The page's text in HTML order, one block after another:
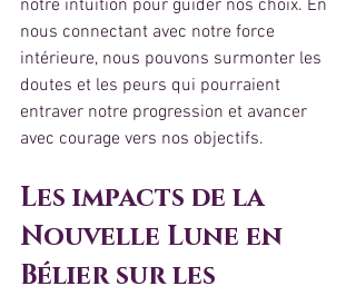
notre intuition pour guider nos choix. En
nous connectant avec notre force
intérieure, nous pouvons surmonter les
doutes et les peurs qui pourraient
entraver notre progression et avancer
avec courage vers nos objectifs.
Les impacts de la
Nouvelle Lune en
Bélier sur les